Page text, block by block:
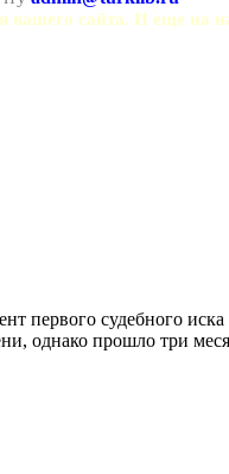
вашего сайта. И еще на
первого судебного иска
однако прошло три